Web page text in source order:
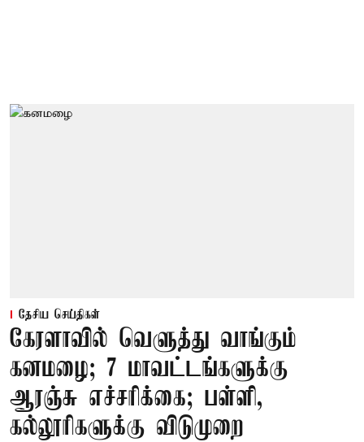
தேசிய செய்திகள்
கேரளாவில் வெளுத்து வாங்கும்
கனமழை; 7 மாவட்டங்களுக்கு
ஆரஞ்சு எச்சரிக்கை; பள்ளி,
கல்லூரிகளுக்கு விடுமுறை